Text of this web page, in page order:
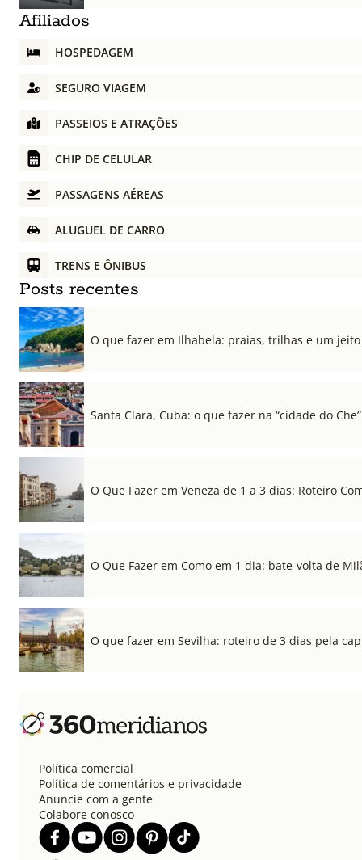
Afiliados
HOSPEDAGEM
SEGURO VIAGEM
PASSEIOS E ATRAÇÕES
CHIP DE CELULAR
PASSAGENS AÉREAS
ALUGUEL DE CARRO
TRENS E ÔNIBUS
Posts recentes
O que fazer em Ilhabela: praias, trilhas e um
Santa Clara, Cuba: o que fazer na “cidade do Che”
O Que Fazer em Veneza de 1 a 3 dias: Roteiro
O Que Fazer em Como em 1 dia: bate-volta de
O que fazer em Sevilha: roteiro de 3 dias pela
Política comercial
Política de comentários e privacidade
Anuncie com a gente
Colabore conosco